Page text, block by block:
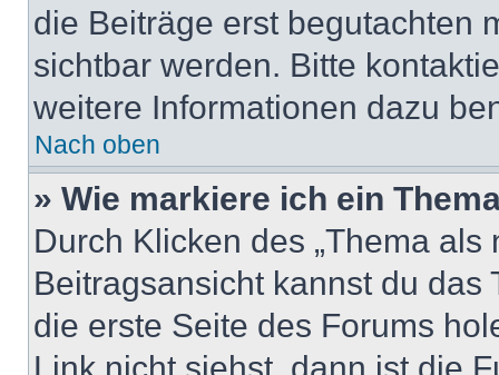
die Beiträge erst begutachten
sichtbar werden. Bitte
weitere Informationen dazu
Nach oben
» Wie markiere ich ein
Durch Klicken des „Thema
Beitragsansicht kannst du
die erste Seite des Forums